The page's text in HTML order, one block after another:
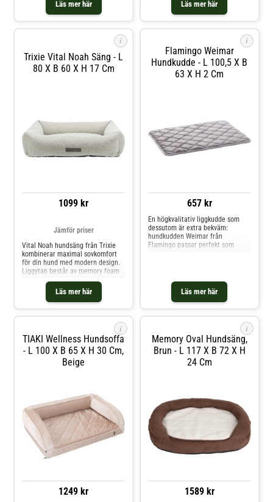
Läs mer här
memory foam-madrass skonar
hundens leder effektivt och kan
Läs mer här
den. Det lilla boet är perfekt för
äldre och sjuka hundar som
i
Trixie Vital Noah Säng - L
80 X B 60 X H 17 Cm
1099 kr
Läs mer här
Jämför priser
Vital Noah hundsäng från Trixie
kombinerar maximal sovkomfort
för din hund med modern design.
Liggytan består av memory foam
som stödjer en optimal
liggställning och avlastar lederna.
Kudden är fast integrerad och kan
inte glida. Det snygga överdraget
i
Flamingo Weimar
Hundkudde - L 100,5 X B
63 X H 2 Cm
657 kr
Läs mer här
En högkvalitativ liggkudde som
dessutom är extra bekväm:
hundkudden Weimar från
Flamingo passar perfekt som
Flamingo har en fyllning av
memoryskum som avlastar
lederna och är därför
i
TIAKI Wellness Hundsoffa
- L 100 X B 65 X H 30 Cm,
Beige
1249 kr
i
Memory Oval Hundsäng,
Brun - L 117 X B 72 X H
24 Cm
1589 kr